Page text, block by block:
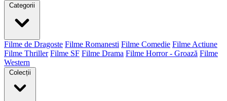
Categorii
Filme de Dragoste Filme Romanesti Filme Comedie Filme Actiune
Filme Thriller Filme SF Filme Drama Filme Horror - Groază Filme
Western
Colecții